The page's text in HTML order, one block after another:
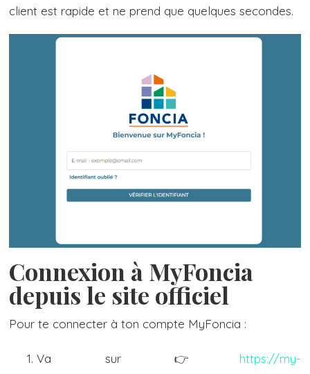
client est rapide et ne prend que quelques secondes.
Connexion à MyFoncia
depuis le site officiel
Pour te connecter à ton compte MyFoncia :
Va sur 👉 https://my-